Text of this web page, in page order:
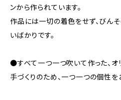
ンから作られています。
作品には一切の着色をせず、びん
いばかりです。
●すべて一つ一つ吹いて作った、オ
手づくりのため、一つ一つの個性を